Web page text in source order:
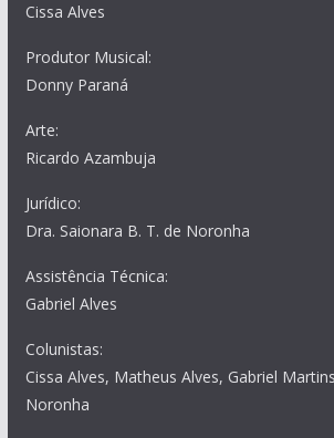
Cissa Alves
Produtor Musical:
Donny Paraná
Arte:
Ricardo Azambuja
Jurídico:
Dra. Saionara B. T. de Noronha
Assistência Técnica:
Gabriel Alves
Colunistas:
Cissa Alves, Matheus Alves, Gabriel
Noronha